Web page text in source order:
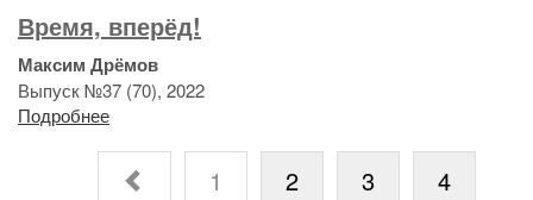
Время, вперёд!
Максим Дрёмов
Выпуск №37 (70), 2022
Подробнее
1 2 3
4